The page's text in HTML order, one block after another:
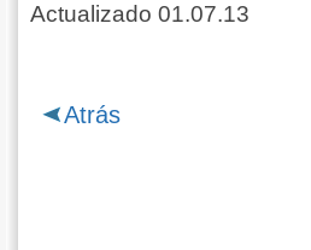
Actualizado 01.07.13
Atrás